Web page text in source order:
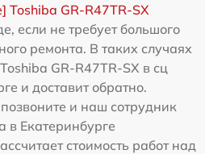
Toshiba GR-R47TR-SX
если не требует большого
ремонта. В таких случаях
GR-R47TR-SX в сц
и доставит обратно.
и наш сотрудник
в Екатеринбурге
стоимость работ над